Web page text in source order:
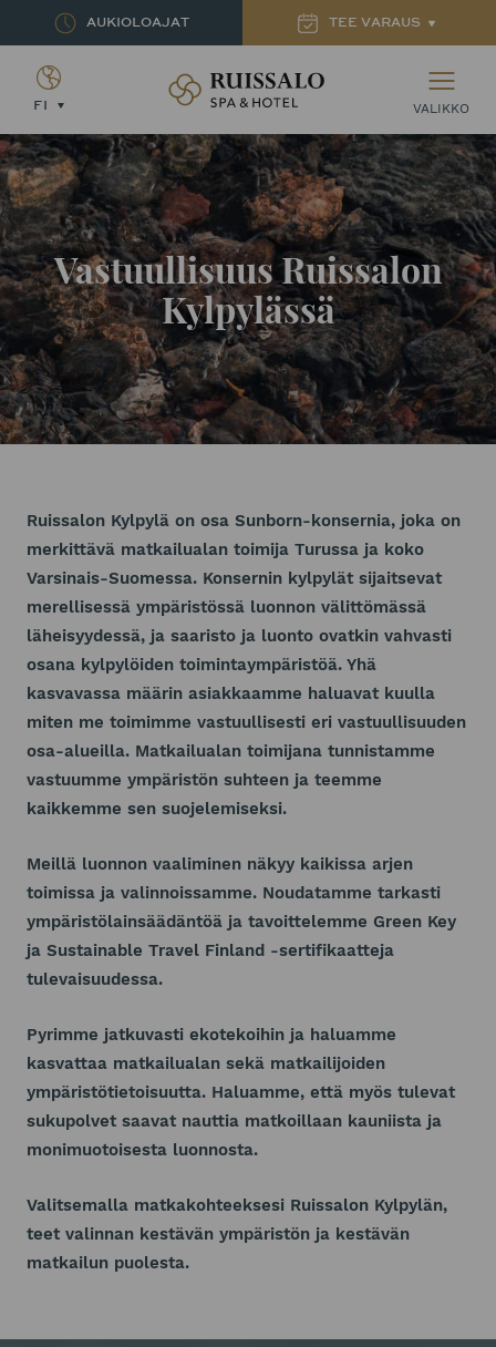
FI
Ruissalon Kylpylä – Ruissalo Spa Hotel
VALIKKO
AUKIOLOAJAT TEE VARAUS
Vastuullisuus Ruissalon
Kylpylässä
Ruissalon Kylpylä on osa Sunborn-konsernia, joka on
merkittävä matkailualan toimija Turussa ja koko
Varsinais-Suomessa. Konsernin kylpylät sijaitsevat
merellisessä ympäristössä luonnon välittömässä
läheisyydessä, ja saaristo ja luonto ovatkin vahvasti
osana kylpylöiden toimintaympäristöä. Yhä
kasvavassa määrin asiakkaamme haluavat kuulla
miten me toimimme vastuullisesti eri vastuullisuuden
osa-alueilla. Matkailualan toimijana tunnistamme
vastuumme ympäristön suhteen ja teemme
kaikkemme sen suojelemiseksi.
Meillä luonnon vaaliminen näkyy kaikissa arjen
toimissa ja valinnoissamme. Noudatamme tarkasti
ympäristölainsäädäntöä ja tavoittelemme Green Key
ja Sustainable Travel Finland -sertifikaatteja
tulevaisuudessa.
Pyrimme jatkuvasti ekotekoihin ja haluamme
kasvattaa matkailualan sekä matkailijoiden
ympäristötietoisuutta. Haluamme, että myös tulevat
sukupolvet saavat nauttia matkoillaan kauniista ja
monimuotoisesta luonnosta.
Valitsemalla matkakohteeksesi Ruissalon Kylpylän,
teet valinnan kestävän ympäristön ja kestävän
matkailun puolesta.